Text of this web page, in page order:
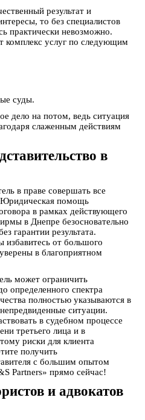
результат и
то без специалистов
практически невозможно.
комплекс услуг по следующим
суды.
дело на потом, ведь ситуация
слаженным действиям
в
в праве совершать все
Юридическая помощь
в рамках действующего
в Днепре безосновательно
гарантии результата.
избавитесь от большого
в благоприятном
может ограничить
определенного спектра
полностью указываются в
ситуации.
в судебном процессе
третьего лица и в
риски для клиента
получить
с большим опытом
Partners» прямо сейчас!
и адвокатов